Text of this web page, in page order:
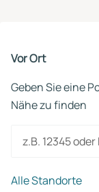
Vor Ort
Geben Sie eine
Nähe zu finden
z.B. 12345
Alle Standorte